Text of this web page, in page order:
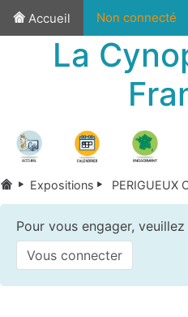
Accueil Non connecté
La
Expositions PERIGUEUX
Pour vous engager,
Vous connecter